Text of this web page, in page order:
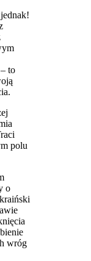
to
polu
o
wróg